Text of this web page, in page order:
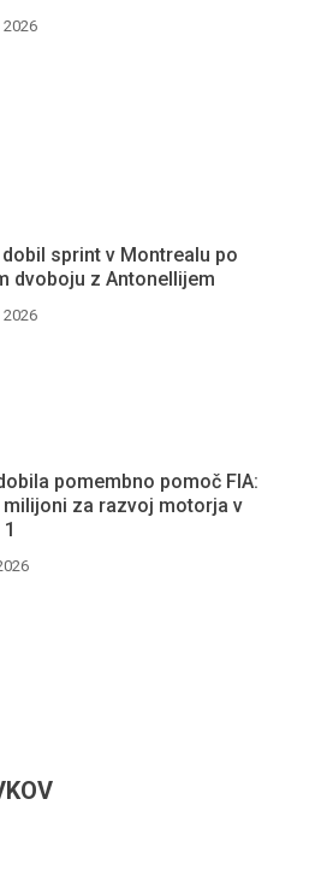
2026
sprint v Montrealu po
dvoboju z Antonellijem
2026
pomembno pomoč FIA:
milijoni za razvoj motorja v